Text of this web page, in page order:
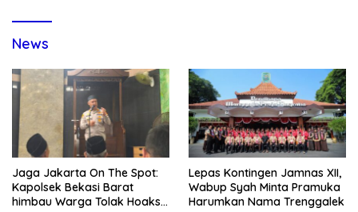
News
Jaga Jakarta On The Spot:
Kapolsek Bekasi Barat
himbau Warga Tolak Hoaks
Lepas Kontingen Jamnas XII,
Wabup Syah Minta Pramuka
Harumkan Nama Trenggalek